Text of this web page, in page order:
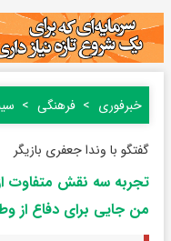
خبرفوری فرهنگی
گفتگو با وندا جعفری بازیگر
تجربه سه نقش متفاوت از
من جایی برای دفاع از